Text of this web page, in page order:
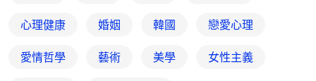
心理健康 婚姻 韓國 戀愛心理
愛情哲學 藝術 美學 女性主義